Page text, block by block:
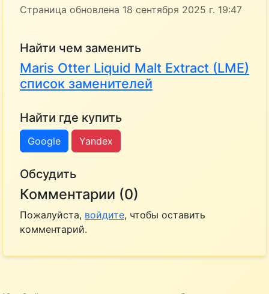
Страница обновлена 18 сентября 2025 г. 19:47
Найти чем заменить
Maris Otter Liquid Malt Extract (LME)
список заменителей
Найти где купить
Google Yandex
Обсудить
Комментарии (0)
Пожалуйста, войдите, чтобы оставить
комментарий.